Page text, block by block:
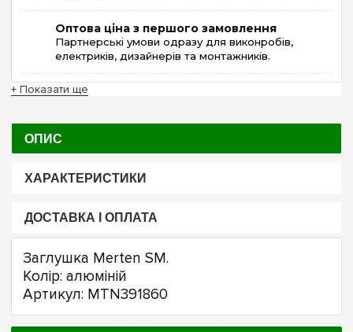
Оптова ціна з першого замовлення
Партнерські умови одразу для виконробів,
електриків, дизайнерів та монтажників.
+ Показати ще
ОПИС
ХАРАКТЕРИСТИКИ
ДОСТАВКА І ОПЛАТА
Заглушка Merten SM.
Колір: алюміній
Артикул: MTN391860